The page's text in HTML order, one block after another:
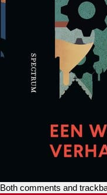
Both comments and